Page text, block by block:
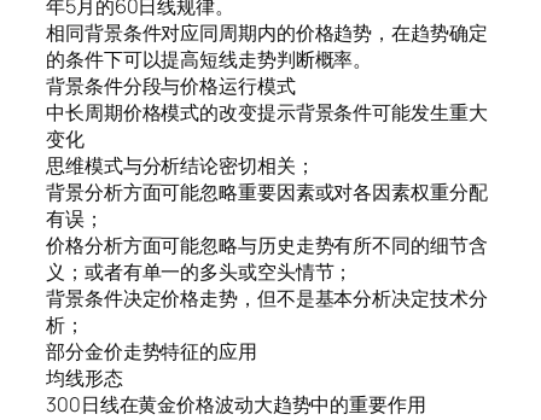
年5月的60日线规律。
相同背景条件对应同周期内的价格趋势，在趋势确定
的条件下可以提高短线走势判断概率。
背景条件分段与价格运行模式
中长周期价格模式的改变提示背景条件可能发生重大
变化
思维模式与分析结论密切相关；
背景分析方面可能忽略重要因素或对各因素权重分配
有误；
价格分析方面可能忽略与历史走势有所不同的细节含
义；或者有单一的多头或空头情节；
背景条件决定价格走势，但不是基本分析决定技术分
析；
部分金价走势特征的应用
均线形态
300日线在黄金价格波动大趋势中的重要作用